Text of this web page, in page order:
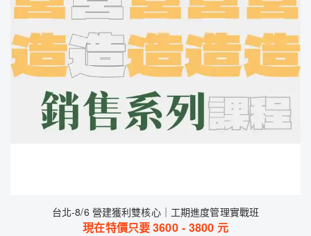
台北-8/6 營建獲利雙核心｜工期進度管理實戰班
現在特價只要3600 - 3800 元